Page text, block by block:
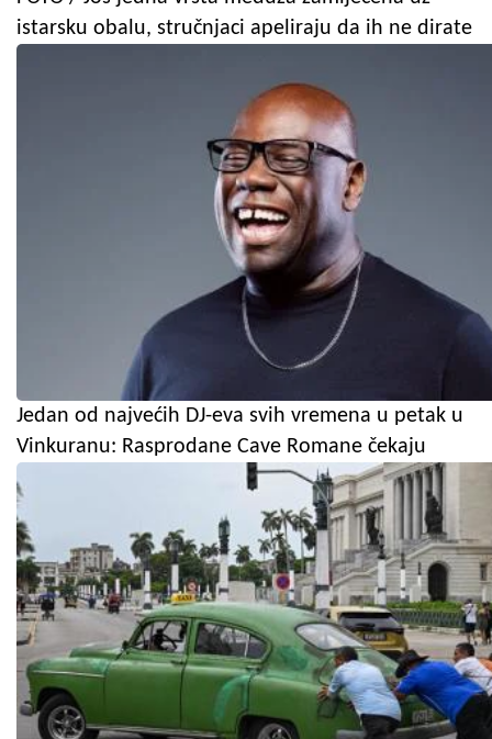
istarsku obalu, stručnjaci apeliraju da ih ne dirate
Jedan od najvećih DJ-eva svih vremena u petak u
Vinkuranu: Rasprodane Cave Romane čekaju